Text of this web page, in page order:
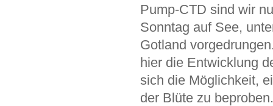
Pump-CTD sind wir
Sonntag auf See,
Gotland
hier die Entwicklung
sich die Möglichkeit,
der Blüte zu beproben.